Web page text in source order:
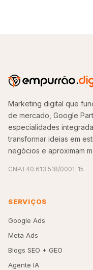
Marketing digital que
de mercado, Google
especialidades
transformar ideias em
negócios e aproximam
CNPJ 40.613.518/0001-15
SERVIÇOS
Google Ads
Meta Ads
Blogs SEO + GEO
Agente IA